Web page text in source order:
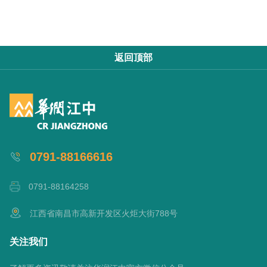
返回顶部
0791-88166616
0791-88164258
江西省南昌市高新开发区火炬大街788号
关注我们